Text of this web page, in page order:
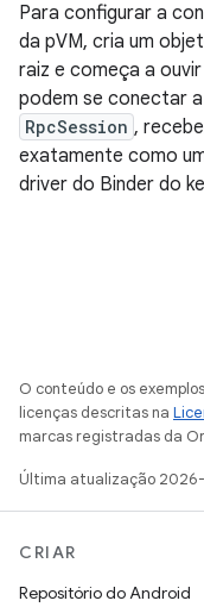
Para configurar a
da pVM, cria um
raiz e começa a
podem se conectar
RpcSession ,
exatamente como
driver do Binder do
O conteúdo e os
licenças descritas na
marcas registradas da
Última atualização
CRIAR
Repositório do Android